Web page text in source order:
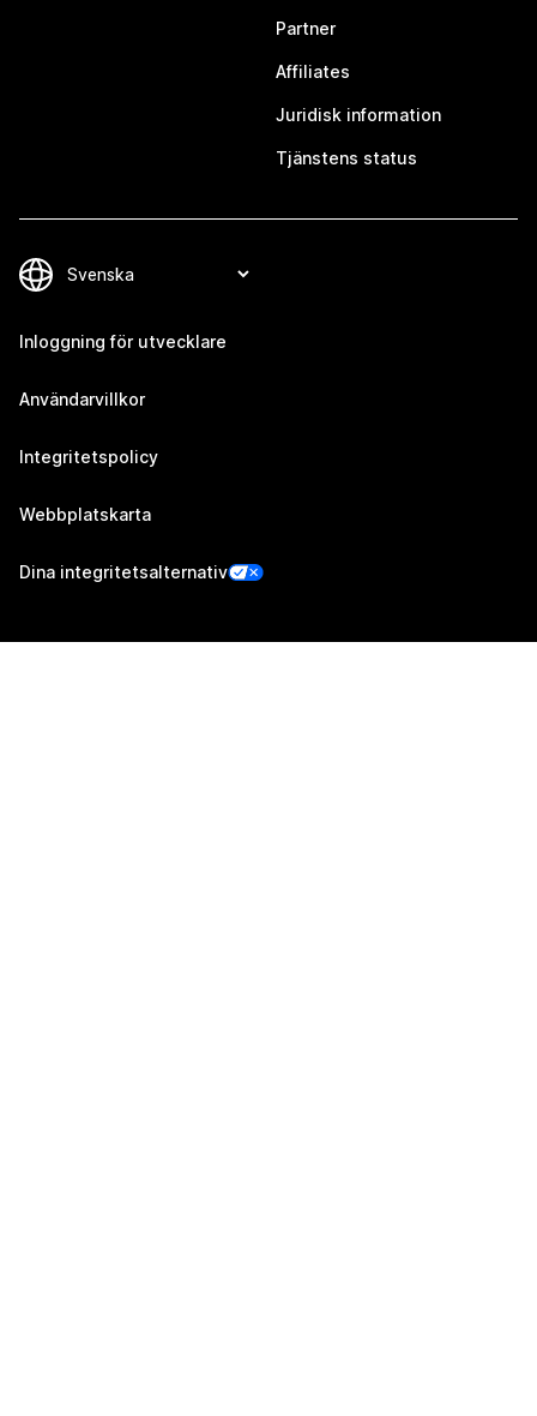
Partner
Affiliates
Juridisk information
Tjänstens status
Inloggning för utvecklare
Användarvillkor
Integritetspolicy
Webbplatskarta
Dina integritetsalternativ